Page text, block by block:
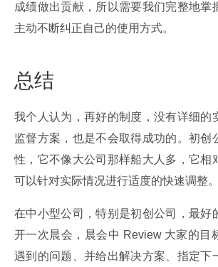
成绩做出贡献，所以需要我们完整地掌
主动不断纠正自己的使用方式。
总结
我个人认为，再好的制度，没有详细的
监督方案，也是不会取得成功的。初创
性，它不像大公司那样船大人多，它相
可以针对实际情况进行适度的快速调整。
在中小型公司，特别是初创公司，最好
开一次晨会，晨会中 Review 大家的目
遇到的问题、并给出解决方案、指定下